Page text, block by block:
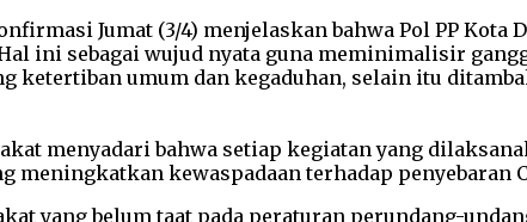
Jumat (3/4) menjelaskan bahwa Pol PP
ini sebagai wujud nyata guna meminimalisir
ketertiban umum dan kegaduhan, selain itu
menyadari bahwa setiap kegiatan yang
kewaspadaan terhadap penyebaran
yang belum taat pada peraturan perundang-